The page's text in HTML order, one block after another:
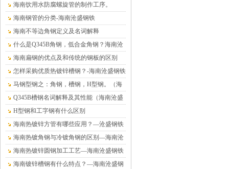
海南饮用水防腐螺旋管的制作工序。
海南钢管的分类-海南沧盛钢铁
海南不等边角钢定义及名词解释
什么是Q345B角钢，低合金角钢？海南沧
盛钢铁
海南扁钢的优点及和传统的钢板的区别
怎样采购优质热镀锌槽钢？-海南沧盛钢铁
马钢型钢之：角钢，槽钢，H型钢。（海
南沧盛钢铁）
Q345B槽钢名词解释及其性能（海南沧盛
钢铁）
H型钢和工字钢有什么区别
海南热镀锌方管有哪些应用？—沧盛钢铁
海南热镀角钢与冷镀角钢的区别—海南沧
盛钢铁
海南热镀锌圆钢加工工艺—海南沧盛钢铁
海南镀锌槽钢有什么特点？—海南沧盛钢